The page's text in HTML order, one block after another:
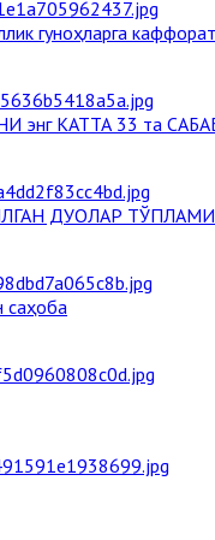
гуноҳларга
КАТТА 33 та
ДУОЛАР ТЎПЛАМИ
саҳоба